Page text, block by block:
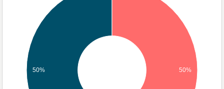
50% 50%